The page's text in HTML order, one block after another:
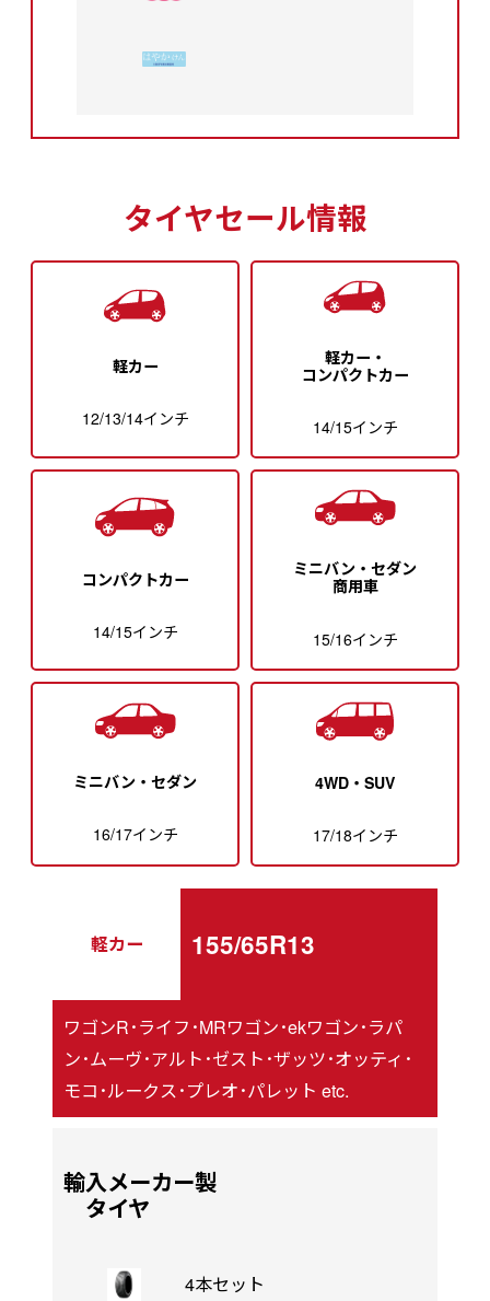
タイヤセール情報
軽カー
12/13/14インチ
軽カー・
コンパクトカー
14/15インチ
コンパクトカー
14/15インチ
ミニバン・セダン
商用車
15/16インチ
ミニバン・セダン
16/17インチ
4WD・SUV
17/18インチ
軽カー 155/65R13
ワゴンR･ライフ･MRワゴン･ekワゴン･ラパ
ン･ムーヴ･アルト･ゼスト･ザッツ･オッティ･
モコ･ルークス･プレオ･パレット etc.
輸入メーカー製
タイヤ
4本セット